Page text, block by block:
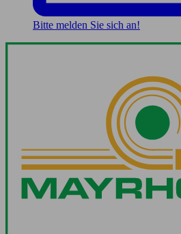
Bitte melden Sie sich an!